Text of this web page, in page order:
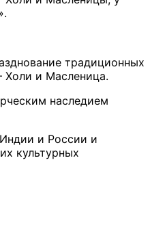
традиционных
Холи и Масленица.
наследием
и России и
культурных